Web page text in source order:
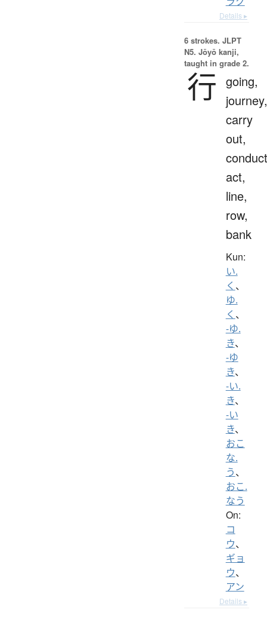
Details ▸
6 strokes. JLPT
N5. Jōyō kanji,
taught in grade 2.
行 going,
journey,
carry
out,
act,
line,
row,
bank
Kun:
い.
く 、
ゆ.
く 、
-ゆ.
き、
-ゆ
き、
-い.
き、
-い
き、
おこ
な.
う、
おこ.
なう
On:
コ
ウ、
ギョ
ウ、
アン
Details ▸